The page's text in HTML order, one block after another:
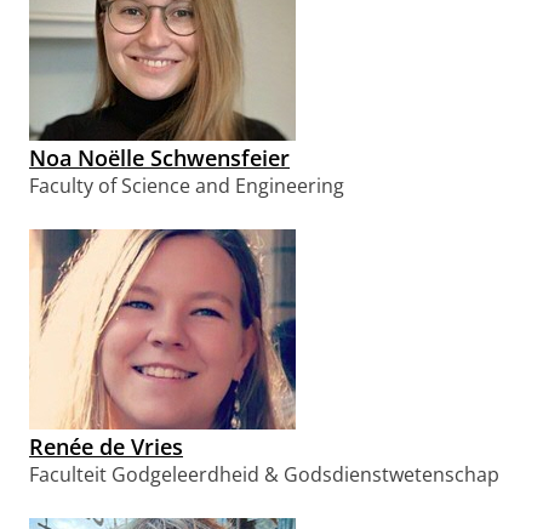
Noa Noëlle Schwensfeier
Faculty of Science and Engineering
Renée de Vries
Faculteit Godgeleerdheid & Godsdienstwetenschap